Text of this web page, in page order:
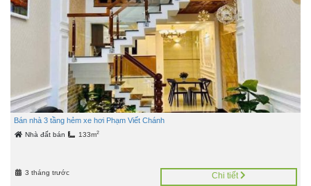
Bán nhà 3 tầng hẻm xe hơi Phạm Viết Chánh
Nhà đất bán 133m2
3 tháng trước Chi tiết